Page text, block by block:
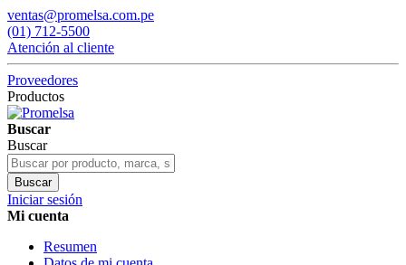
ventas@promelsa.com.pe
(01) 712-5500
Atención al cliente
Proveedores
Productos
Buscar
Buscar
Buscar
Iniciar sesión
Mi cuenta
Resumen